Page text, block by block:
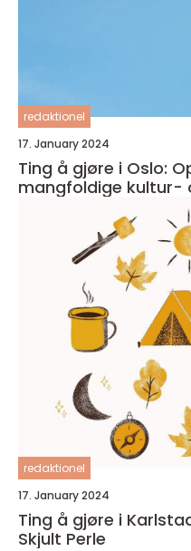
redaktionel
17. January 2024
Ting å gjøre i Oslo:
mangfoldige kultur-
redaktionel
17. January 2024
Ting å gjøre i
Skjult Perle